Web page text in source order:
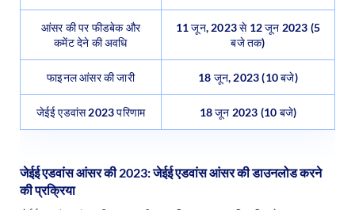
आंसर की पर फीडबेक और
कमेंट देने की अवधि
11 जून, 2023 से 12 जून 2023 (5
बजे तक)
फाइनल आंसर की जारी 18 जून, 2023 (10 बजे)
जेईई एडवांस 2023 परिणाम 18 जून 2023 (10 बजे)
जेईई एडवांस आंसर की 2023: जेईई एडवांस आंसर की डाउनलोड करने
की प्रक्रिया